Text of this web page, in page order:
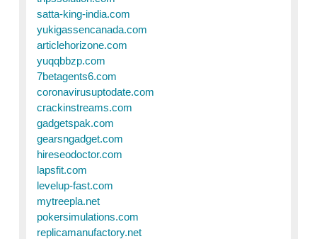
satta-king-india.com
yukigassencanada.com
articlehorizone.com
yuqqbbzp.com
7betagents6.com
coronavirusuptodate.com
crackinstreams.com
gadgetspak.com
gearsngadget.com
hireseodoctor.com
lapsfit.com
levelup-fast.com
mytreepla.net
pokersimulations.com
replicamanufactory.net